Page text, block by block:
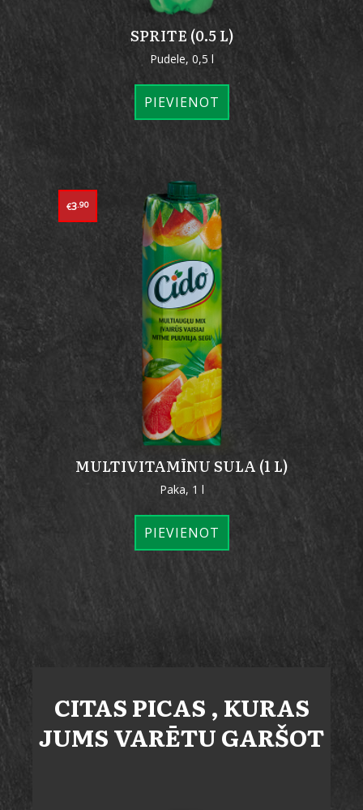
SPRITE (0.5 L)
Pudele, 0,5 l
PIEVIENOT
MULTIVITAMĪNU SULA (1 L)
Paka, 1 l
€3.90
PIEVIENOT
CITASPICAS , KURAS
JUMS VARĒTU GARŠOT